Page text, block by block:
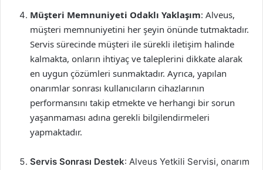
Müşteri Memnuniyeti Odaklı Yaklaşım: Alveus,
müşteri memnuniyetini her şeyin önünde tutmaktadır.
Servis sürecinde müşteri ile sürekli iletişim halinde
kalmakta, onların ihtiyaç ve taleplerini dikkate alarak
en uygun çözümleri sunmaktadır. Ayrıca, yapılan
onarımlar sonrası kullanıcıların cihazlarının
performansını takip etmekte ve herhangi bir sorun
yaşanmaması adına gerekli bilgilendirmeleri
yapmaktadır.
Servis Sonrası Destek: Alveus Yetkili Servisi, onarım